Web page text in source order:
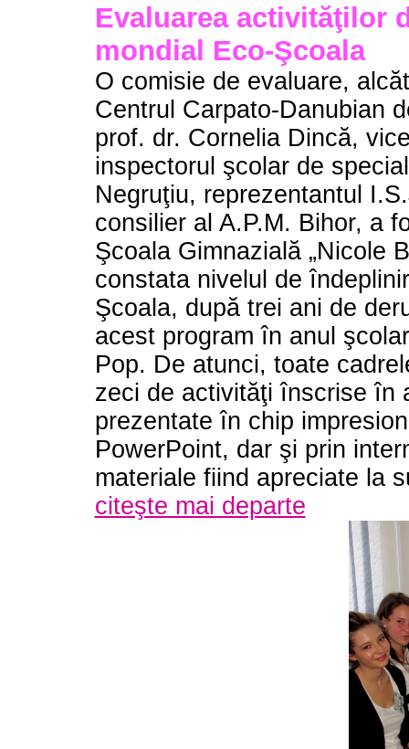
Evaluarea activităţilor
mondial Eco-Şcoala
O comisie de evaluare,
Centrul Carpato-Danubian
prof. dr. Cornelia Dincă,
inspectorul şcolar de
Negruţiu, reprezentantul
consilier al A.P.M. Bihor, a
Şcoala Gimnazială „Nicole
constata nivelul de
Şcoala, după trei ani de
acest program în anul
Pop. De atunci, toate
zeci de activităţi înscrise în
prezentate în chip
PowerPoint, dar şi prin
materiale fiind apreciate la
citeşte mai departe